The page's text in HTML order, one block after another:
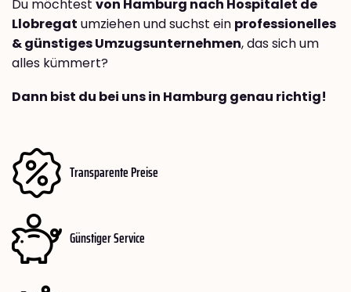
Du möchtest von Hamburg nach Hospitalet de
Llobregat umziehen und suchst ein professionelles
& günstiges Umzugsunternehmen, das sich um
alles kümmert?
Dann bist du bei uns in Hamburg genau richtig!
Transparente Preise
Günstiger Service